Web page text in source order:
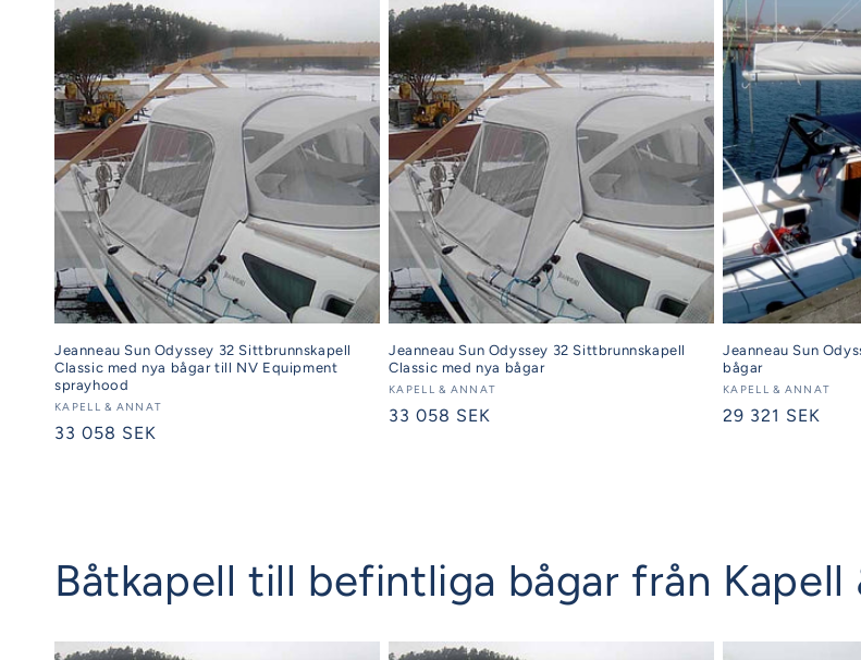
Jeanneau Sun Odyssey 32 Sittbrunnskapell
Classic med nya bågar till NV Equipment
sprayhood
Säljare:
KAPELL & ANNAT
Ordinarie
33 058 SEK
Jeanneau Sun Odyssey 32 Sittbrunnskapell
Classic med nya bågar
Säljare:
KAPELL & ANNAT
Ordinarie
33 058 SEK
Jeanneau Sun
bågar
Säljare:
KAPELL & ANNAT
Ordinarie
29 321 SEK
Båtkapell till befintliga bågar från Kapell